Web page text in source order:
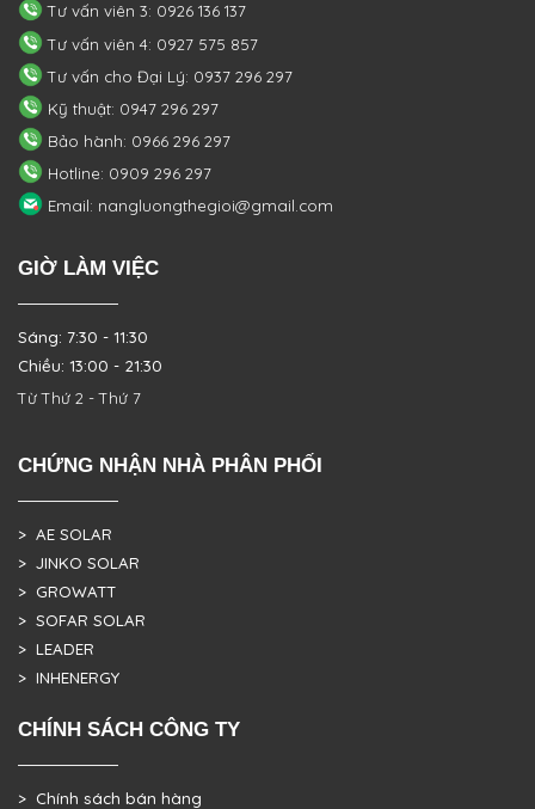
Tư vấn viên 3: 0926 136 137
Tư vấn viên 4: 0927 575 857
Tư vấn cho Đại Lý: 0937 296 297
Kỹ thuật: 0947 296 297
Bảo hành: 0966 296 297
Hotline: 0909 296 297
Email: nangluongthegioi@gmail.com
GIỜ LÀM VIỆC
Sáng: 7:30 - 11:30
Chiều: 13:00 - 21:30
Từ Thứ 2 - Thứ 7
CHỨNG NHẬN NHÀ PHÂN PHỐI
> AE SOLAR
> JINKO SOLAR
> GROWATT
> SOFAR SOLAR
> LEADER
> INHENERGY
CHÍNH SÁCH CÔNG TY
> Chính sách bán hàng